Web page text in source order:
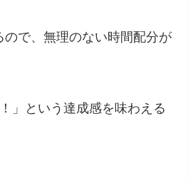
ので、無理のない時間配分が
」という達成感を味わえる